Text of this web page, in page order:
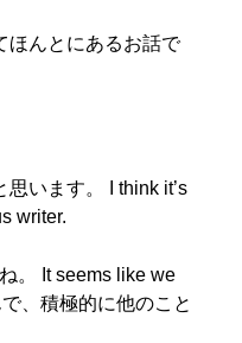
ほんとにあるお話で
います。 I think it’s
writer.
。 It seems like we
、積極的に他のこと